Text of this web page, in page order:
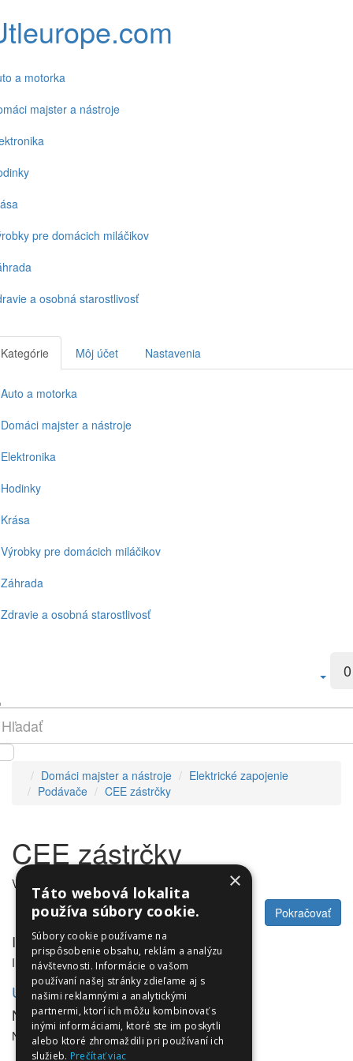
a motorka
majster a nástroje
pre domácich miláčikov
a osobná starostlivosť
Kategórie Môj účet Nastavenia
Auto a motorka
Domáci majster a nástroje
Elektronika
Hodinky
Krása
Výrobky pre domácich miláčikov
Záhrada
Zdravie a osobná starostlivosť
0
Domáci majster a nástroje
Elektrické zapojenie
Podávače
CEE zástrčky
CEE zástrčky
V tejto kategórii nie sú žiadne produkty.
Pokračovať
Informácie
Informácie
Utleurope.com
NewsLetter
NewsLetter
×
Táto webová lokalita
používa súbory cookie.
Súbory cookie používame na
prispôsobenie obsahu, reklám a analýzu
návštevnosti. Informácie o vašom
používaní našej stránky zdieľame aj s
našimi reklamnými a analytickými
partnermi, ktorí ich môžu kombinovať s
inými informáciami, ktoré ste im poskytli
alebo ktoré zhromaždili pri používaní ich
služieb. Prečítať viac